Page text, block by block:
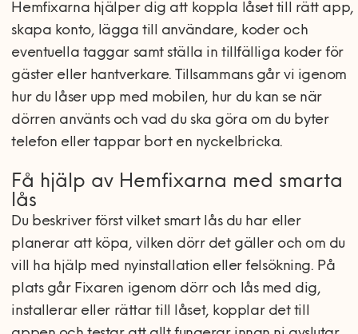
Hemfixarna hjälper dig att koppla låset till rätt app,
skapa konto, lägga till användare, koder och
eventuella taggar samt ställa in tillfälliga koder för
gäster eller hantverkare. Tillsammans går vi igenom
hur du låser upp med mobilen, hur du kan se när
dörren använts och vad du ska göra om du byter
telefon eller tappar bort en nyckelbricka.
Få hjälp av Hemfixarna med smarta
lås
Du beskriver först vilket smart lås du har eller
planerar att köpa, vilken dörr det gäller och om du
vill ha hjälp med nyinstallation eller felsökning. På
plats går Fixaren igenom dörr och lås med dig,
installerar eller rättar till låset, kopplar det till